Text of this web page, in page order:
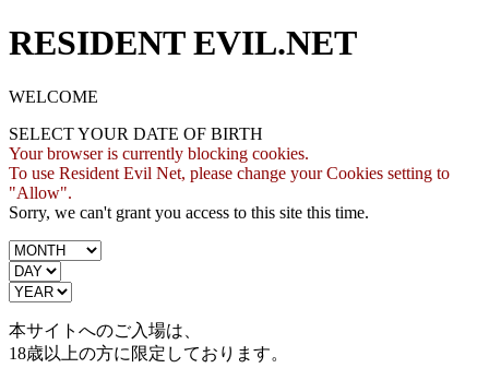
RESIDENT EVIL.NET
WELCOME
SELECT YOUR DATE OF BIRTH
Your browser is currently blocking cookies.
To use Resident Evil Net, please change your Cookies setting to
"Allow".
Sorry, we can't grant you access to this site this time.
本サイトへのご入場は、
18歳以上の方に限定しております。